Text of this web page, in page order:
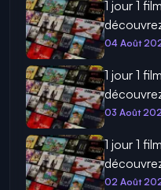
1 jour 1
04 Août
1 jour 1
03 Août
1 jour 1
02 Août